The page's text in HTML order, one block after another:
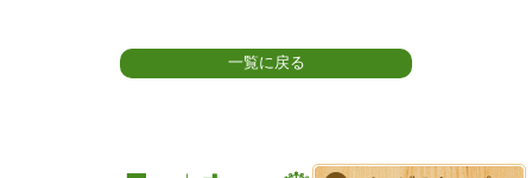
一覧に戻る